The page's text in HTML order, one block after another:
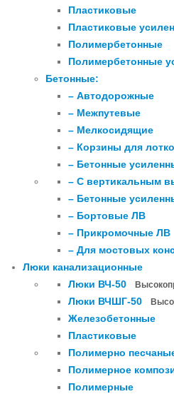
Пластиковые
Пластиковые
Полимербетонные
Полимербетонные
Бетонные:
– Автодорожные
– Межпутевые
– Мелкосидящие
– Корзины для
– Бетонные
– С вертикальным
– Бетонные
– Бортовые ЛВ
– Прикромочные ЛВ
– Для мостовых
Люки канализационные
Люки ВЧ-50
Люки ВЧШГ-50
Железобетонные
Пластиковые
Полимерно
Полимерное
Полимерные